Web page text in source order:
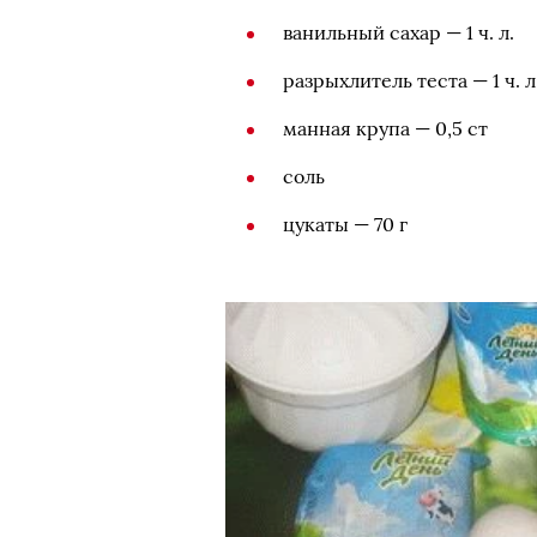
ванильный сахар — 1 ч. л.
разрыхлитель теста — 1 ч.
манная крупа — 0,5 ст
соль
цукаты — 70 г